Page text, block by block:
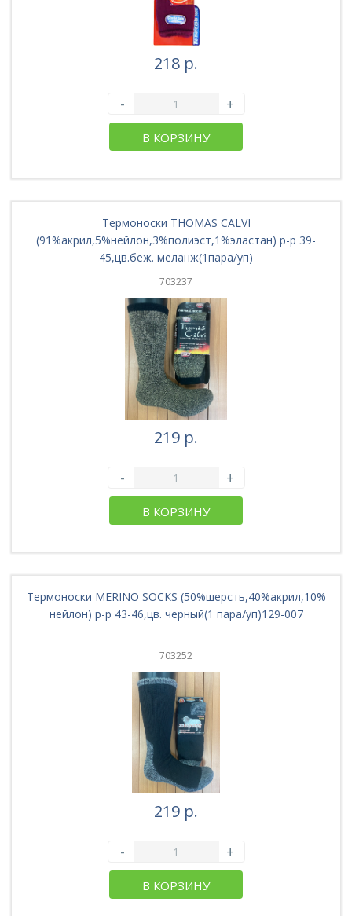
218 р.
- +
В КОРЗИНУ
Термоноски THOMAS CALVI
(91%акрил,5%нейлон,3%полиэст,1%эластан) р-р 39-
45,цв.беж. меланж(1пара/уп)
703237
219 р.
- +
В КОРЗИНУ
Термоноски MERINO SOCKS (50%шерсть,40%акрил,10%
нейлон) р-р 43-46,цв. черный(1 пара/уп)129-007
703252
219 р.
- +
В КОРЗИНУ